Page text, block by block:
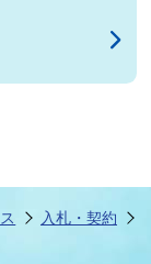
入札・契約